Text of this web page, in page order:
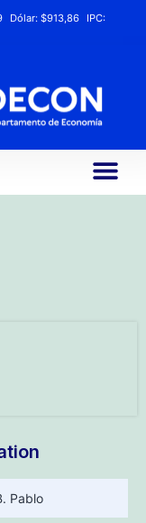
Dólar: $913,86
IPC:
Pablo